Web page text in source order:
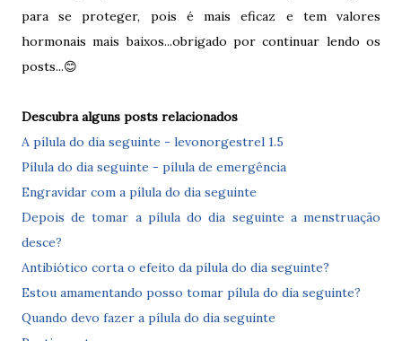
para se proteger, pois é mais eficaz e tem valores
hormonais mais baixos...obrigado por continuar lendo os
posts...😊
Descubra alguns posts relacionados
A pílula do dia seguinte - levonorgestrel 1.5
Pílula do dia seguinte - pílula de emergência
Engravidar com a pílula do dia seguinte
Depois de tomar a pílula do dia seguinte a menstruação
desce?
Antibiótico corta o efeito da pílula do dia seguinte?
Estou amamentando posso tomar pílula do dia seguinte?
Quando devo fazer a pílula do dia seguinte